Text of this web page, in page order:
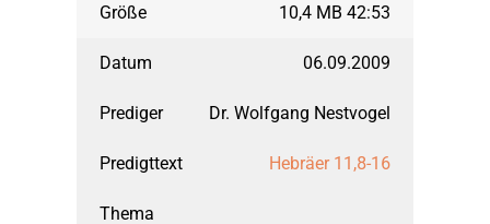
10,4 MB 42:53
06.09.2009
Dr. Wolfgang Nestvogel
Hebräer 11,8-16